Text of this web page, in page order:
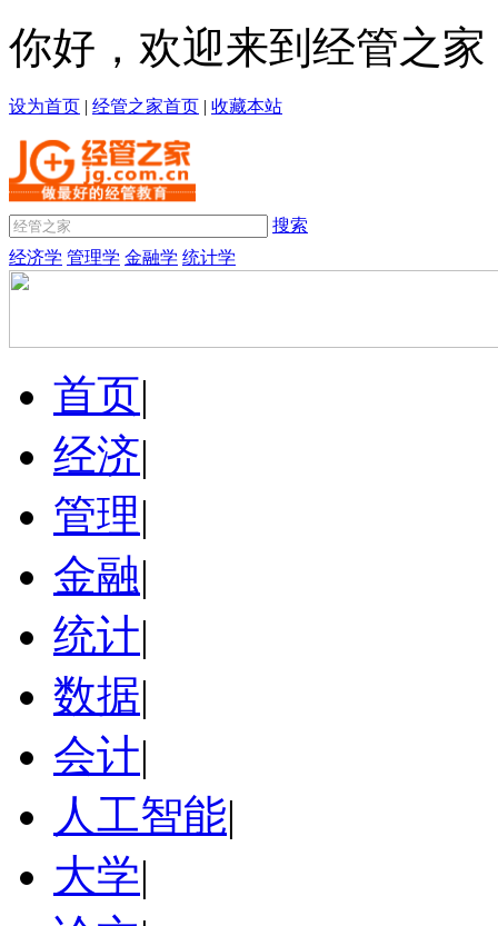
你好，欢迎来到经管之家
设为首页 | 经管之家首页 | 收藏本站
搜索
经济学 管理学 金融学 统计学
首页|
经济|
管理|
金融|
统计|
数据|
会计|
人工智能|
大学|